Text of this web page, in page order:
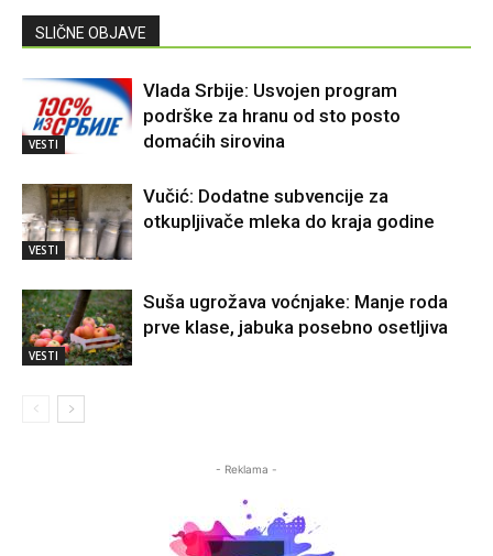
SLIČNE OBJAVE
VESTI
Vlada Srbije: Usvojen program
podrške za hranu od sto posto
domaćih sirovina
VESTI
Vučić: Dodatne subvencije za
otkupljivače mleka do kraja godine
VESTI
Suša ugrožava voćnjake: Manje roda
prve klase, jabuka posebno osetljiva
- Reklama -